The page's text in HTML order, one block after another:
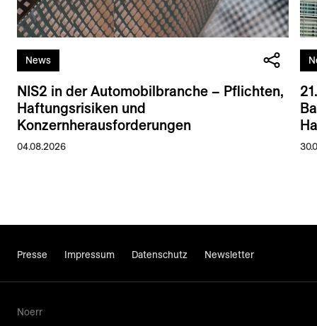
News
NIS2 in der Automobilbranche – Pflichten,
Haftungsrisiken und
Konzernherausforderungen
04.08.2026
Presse Impressum Datenschutz Newsletter
Noerr